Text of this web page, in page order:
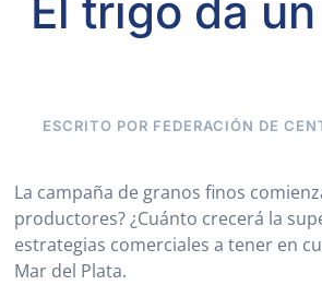
El trigo da
ESCRITO POR FEDERACIÓN DE
La campaña de granos finos
productores? ¿Cuánto crecerá la
estrategias comerciales a tener en
Mar del Plata.